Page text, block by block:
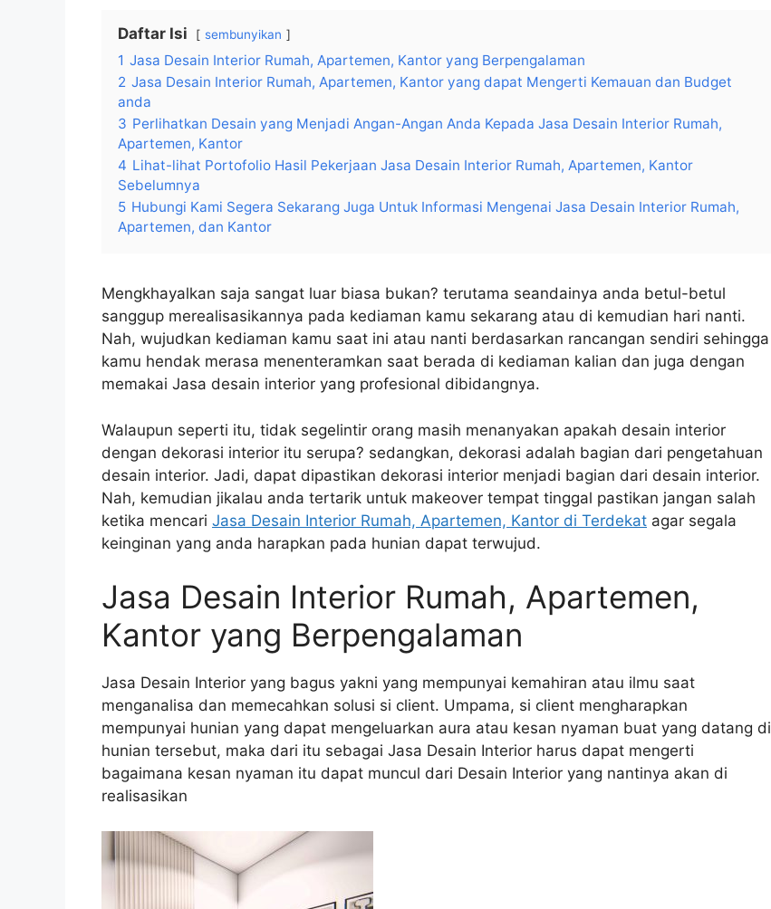
Daftar Isi sembunyikan
1 Jasa Desain Interior Rumah, Apartemen, Kantor yang Berpengalaman
2 Jasa Desain Interior Rumah, Apartemen, Kantor yang dapat Mengerti Kemauan dan Budget
anda
3 Perlihatkan Desain yang Menjadi Angan-Angan Anda Kepada Jasa Desain Interior Rumah,
Apartemen, Kantor
4 Lihat-lihat Portofolio Hasil Pekerjaan Jasa Desain Interior Rumah, Apartemen, Kantor
Sebelumnya
5 Hubungi Kami Segera Sekarang Juga Untuk Informasi Mengenai Jasa Desain Interior Rumah,
Apartemen, dan Kantor
Mengkhayalkan saja sangat luar biasa bukan? terutama seandainya anda betul-betul
sanggup merealisasikannya pada kediaman kamu sekarang atau di kemudian hari nanti.
Nah, wujudkan kediaman kamu saat ini atau nanti berdasarkan rancangan sendiri sehingga
kamu hendak merasa menenteramkan saat berada di kediaman kalian dan juga dengan
memakai Jasa desain interior yang profesional dibidangnya.
Walaupun seperti itu, tidak segelintir orang masih menanyakan apakah desain interior
dengan dekorasi interior itu serupa? sedangkan, dekorasi adalah bagian dari pengetahuan
desain interior. Jadi, dapat dipastikan dekorasi interior menjadi bagian dari desain interior.
Nah, kemudian jikalau anda tertarik untuk makeover tempat tinggal pastikan jangan salah
ketika mencari Jasa Desain Interior Rumah, Apartemen, Kantor di Terdekat agar segala
keinginan yang anda harapkan pada hunian dapat terwujud.
Jasa Desain Interior Rumah, Apartemen,
Kantor yang Berpengalaman
Jasa Desain Interior yang bagus yakni yang mempunyai kemahiran atau ilmu saat
menganalisa dan memecahkan solusi si client. Umpama, si client mengharapkan
mempunyai hunian yang dapat mengeluarkan aura atau kesan nyaman buat yang datang di
hunian tersebut, maka dari itu sebagai Jasa Desain Interior harus dapat mengerti
bagaimana kesan nyaman itu dapat muncul dari Desain Interior yang nantinya akan di
realisasikan